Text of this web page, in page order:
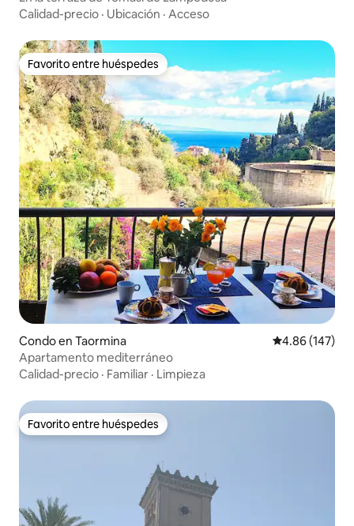
Calidad-precio · Ubicación · Acceso
Favorito entre huéspedes
Favorito entre huéspedes
Condo en Taormina Calificación
4.86 (147)
Apartamento mediterráneo
Calidad-precio · Familiar · Limpieza
Favorito entre huéspedes
Favorito entre huéspedes